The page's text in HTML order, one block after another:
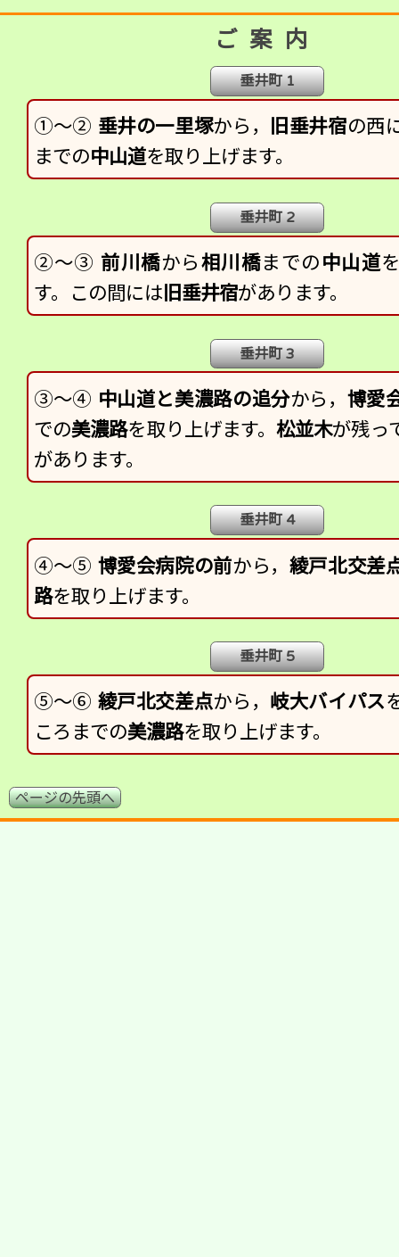
ご案内
垂井町 1
①～② 垂井の一里塚から， 旧垂井宿の西
までの中山道を取り上げます。
垂井町 2
②～③ 前川橋から相川橋までの中山道
す。この間には 旧垂井宿があります。
垂井町 3
③～④ 中山道と美濃路の追分から， 博愛
での美濃路を取り上げます。松並木が残っ
があります。
垂井町 4
④～⑤ 博愛会病院の前から， 綾戸北交差
路を取り上げます。
垂井町 5
⑤～⑥ 綾戸北交差点から， 岐大バイパス
ころまでの美濃路を取り上げます。
ページの先頭へ